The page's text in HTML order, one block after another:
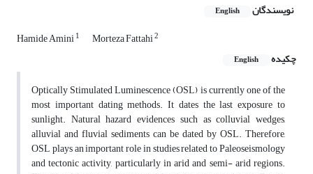
نویسندگان English
Hamide Amini1 Morteza Fattahi2
چکیده English
Optically Stimulated Luminescence (OSL) is currently one of the
most important dating methods. It dates the last exposure to
sunlight. Natural hazard evidences such as colluvial wedges,
alluvial and fluvial sediments can be dated by OSL. Therefore,
OSL plays an important role in studies related to Paleoseismology
and tectonic activity, particularly in arid and semi- arid regions.